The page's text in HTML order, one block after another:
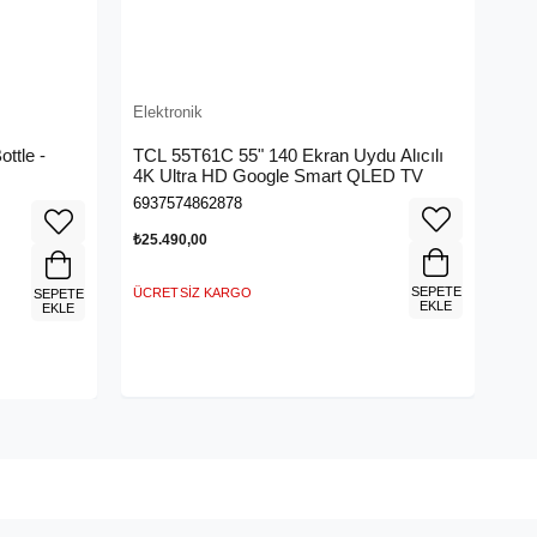
-
SEPETE
EKLE
Elektronik
TCL 55T61C 55" 140 Ekran Uydu Alıcılı
4K Ultra HD Google Smart QLED TV
6937574862878
₺25.490,00
ÜCRETSIZ KARGO
SEPETE
EKLE